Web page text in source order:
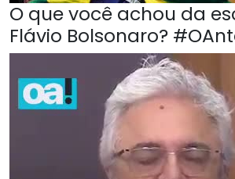
O que você achou da
Flávio Bolsonaro?